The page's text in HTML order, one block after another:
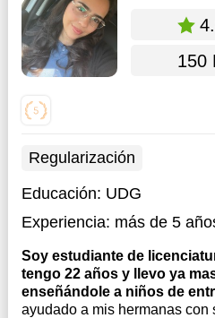
150
Regularización
Educación: UDG
Experiencia: más de 5
Soy estudiante de
tengo 22 años y llevo ya
enseñándole a niños de
ayudado a mis hermanas con